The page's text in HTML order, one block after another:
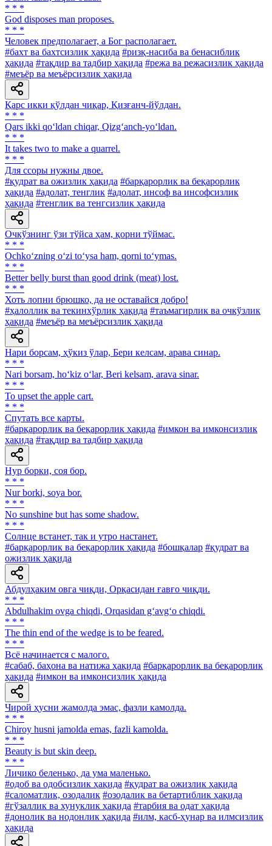
* * *
God disposes man proposes.
* * *
Человек предполагает, а Бог располагает.
#бахт ва бахтсизлик ҳақида #ризқ-насиба ва бенасиблик
ҳақида #тақдир ва тадбир ҳақида #режа ва режасизлик ҳақида
#меъёр ва меъёрсизлик ҳақида
Қарс икки қўлдан чиқар, Қизғанч-йўлдан.
* * *
Qars ikki qo‘ldan chiqar, Qizg‘anch-yo‘ldan.
* * *
It takes two to make a quarrel.
* * *
Для ссоры нужны двое.
#қудрат ва ожизлик ҳақида #барқарорлик ва беқарорлик
ҳақида #адолат, тенглик #адолат, инсоф ва инсофсизлик
ҳақида #тенглик ва тенгсизлик ҳақида
Очкўзнинг ўзи тўйса ҳам, қорни тўймас.
* * *
Ochko‘zning o‘zi to‘ysa ham, qorni to‘ymas.
* * *
Better belly burst than good drink (meat) lost.
* * *
Хоть лопни брюшко, да не оставайся добро!
#ҳалоллик ва текинхўрлик ҳақида #таъмагирлик ва очкўзлик
ҳақида #меъёр ва меъёрсизлик ҳақида
Нари борсам, ҳўкиз ўлар, Бери келсам, арава синар.
* * *
Nari borsam, ho‘kiz o‘lar, Beri kelsam, arava sinar.
* * *
То upset the apple cart.
* * *
Спутать все карты.
#барқарорлик ва беқарорлик ҳақида #имкон ва имконсизлик
ҳақида #тақдир ва тадбир ҳақида
Нур борки, соя бор.
* * *
Nur borki, soya bor.
* * *
No sunshine but has some shadow.
* * *
Солнце встанет, так и утро настанет.
#барқарорлик ва беқарорлик ҳақида #бошқалар #қудрат ва
ожизлик ҳақида
Абдулҳаким овга чиқди, Орқасидан ғавғо чиқди.
* * *
Abdulhakim ovga chiqdi, Orqasidan g‘avg‘o chiqdi.
* * *
The thin end of the wedge is to be feared.
* * *
Всё начинается с малого.
#сабаб, баҳона ва натижа ҳақида #барқарорлик ва беқарорлик
ҳақида #имкон ва имконсизлик ҳақида
Чирой ҳусни жамолда эмас, фазли камолда.
* * *
Chiroy husni jamolda emas, fazli kamolda.
* * *
Beauty is but skin deep.
* * *
Личико беленько, да ума маленько.
#одоб ва одобсизлик ҳақида #қудрат ва ожизлик ҳақида
#саломатлик, озодалик #озодалик ва бетартиблик ҳақида
#гўзаллик ва хунуклик ҳақида #тарбия ва одат ҳақида
#донолик ва нодонлик ҳақида #илм, касб-ҳунар ва илмсизлик
ҳақида